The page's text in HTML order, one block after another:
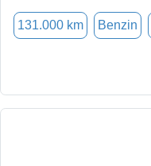
131.000 km Benzin